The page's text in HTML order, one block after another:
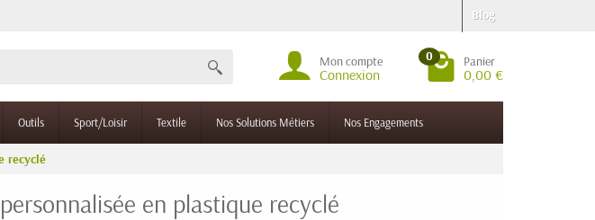
Blog
Mon compte
Connexion
0 Panier
0,00 €
Outils Sport/Loisir Textile Nos Solutions Métiers Nos Engagements
recyclé
en plastique recyclé